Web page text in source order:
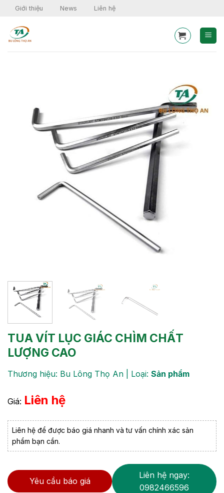
Skip
content
Giới thiệu News Liên hệ
TUA VÍT LỤC GIÁC CHÌM CHẤT
LƯỢNG CAO
Thương hiệu: Bu Lông Thọ An | Loại: Sản phẩm
Giá: Liên hệ
Liên hệ để được báo giá nhanh và tư vấn chính xác sản
phẩm bạn cần.
Yêu cầu báo giá
Liên hệ ngay:
0982466596